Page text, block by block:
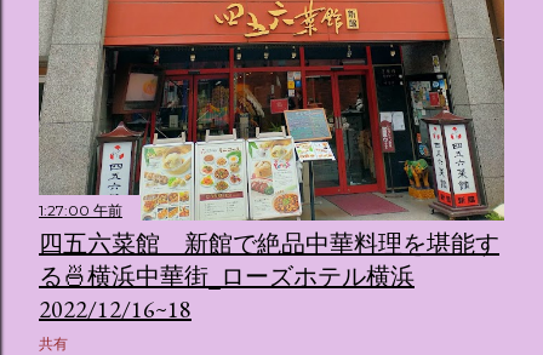
1:27:00 午前
四五六菜館 新館で絶品中華料理を堪能す
る🍜横浜中華街_ローズホテル横浜
2022/12/16~18
共有